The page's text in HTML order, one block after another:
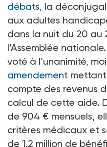
débats, la
aux adultes
dans la nuit du 20 au
l’Assemblée
voté à l’unanimité,
amendement
compte des revenus
calcul de cette aide.
de 904 € mensuels,
critères médicaux et
de 1,2 million de